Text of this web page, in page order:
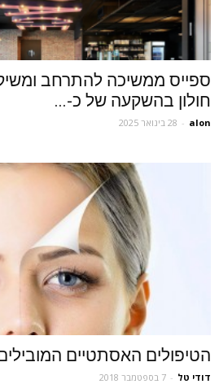
ספייס ממשיכה להתרחב
חולון בהשקעה של כ-...
alon
- 28 בינואר 2025
הטיפולים האסתטיים
דודי טל - 7 בספטמבר 2018